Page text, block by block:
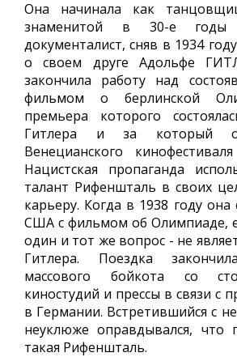
Она начинала как
знаменитой в 30-е годы
документалист, сняв в 1934
о своем друге Адольфе
закончила работу над
фильмом о берлинской
премьера которого
Гитлера и за который
Венецианского
Нацистская пропаганда
талант Рифеншталь в своих
карьеру. Когда в 1938 году
США с фильмом об Олимпиаде,
один и тот же вопрос - не
Гитлера. Поездка
массового бойкота со
киностудий и прессы в связи с
в Германии. Встретившийся с
неуклюже оправдывался, что
такая Рифеншталь.